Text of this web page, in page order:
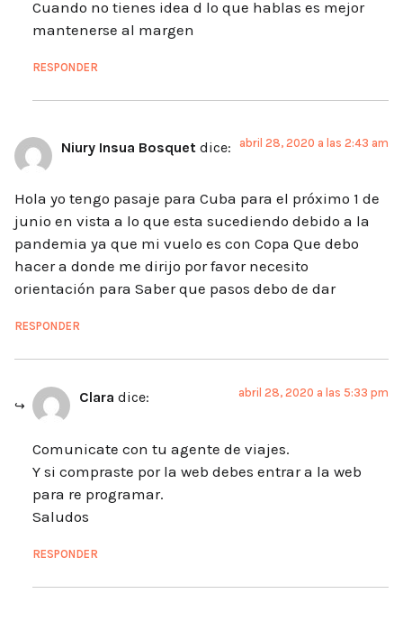
Cuando no tienes idea d lo que hablas es mejor
mantenerse al margen
RESPONDER
Niury Insua Bosquet dice: abril 28, 2020 a las 2:43 am
Hola yo tengo pasaje para Cuba para el próximo 1 de
junio en vista a lo que esta sucediendo debido a la
pandemia ya que mi vuelo es con Copa Que debo
hacer a donde me dirijo por favor necesito
orientación para Saber que pasos debo de dar
RESPONDER
Clara dice: abril 28, 2020 a las 5:33 pm
Comunicate con tu agente de viajes.
Y si compraste por la web debes entrar a la web
para re programar.
Saludos
RESPONDER